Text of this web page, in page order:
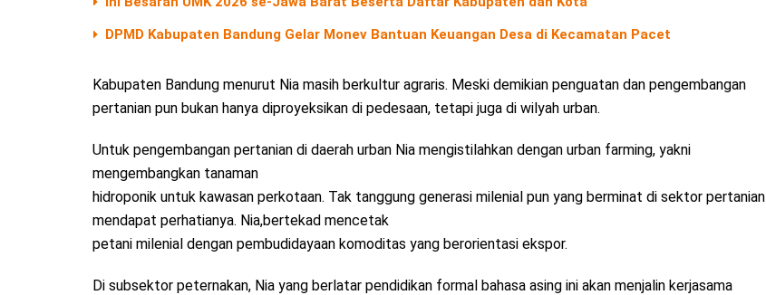
DPMD Kabupaten Bandung Gelar Monev Bantuan Keuangan Desa di Kecamatan Pacet
Kabupaten Bandung menurut Nia masih berkultur agraris. Meski demikian penguatan dan pengembangan
pertanian pun bukan hanya diproyeksikan di pedesaan, tetapi juga di wilyah urban.
Untuk pengembangan pertanian di daerah urban Nia mengistilahkan dengan urban farming, yakni
mengembangkan tanaman
hidroponik untuk kawasan perkotaan. Tak tanggung generasi milenial pun yang berminat di sektor pertanian
mendapat perhatianya. Nia,bertekad mencetak
petani milenial dengan pembudidayaan komoditas yang berorientasi ekspor.
Di subsektor peternakan, Nia yang berlatar pendidikan formal bahasa asing ini akan menjalin kerjasama